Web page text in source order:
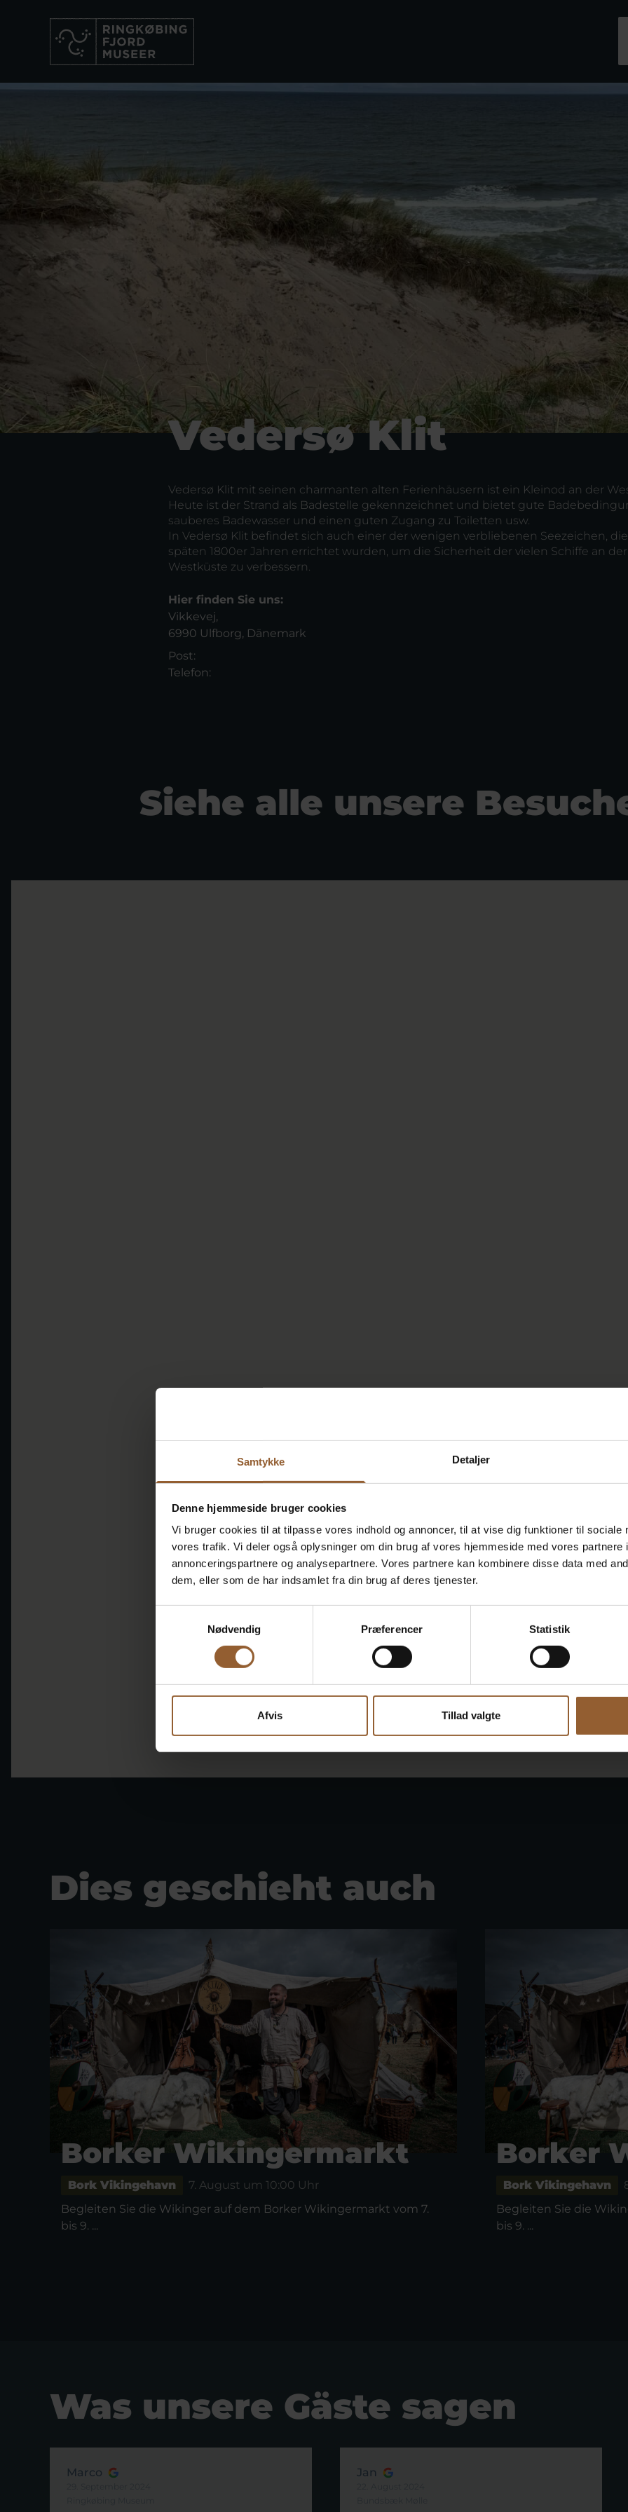
Samtykke Detaljer
Denne hjemmeside bruger cookies
Vi bruger cookies til at tilpasse vores indhold og annoncer, til at vise dig funktioner til sociale
vores trafik. Vi deler også oplysninger om din brug af vores hjemmeside med vores partnere
annonceringspartnere og analysepartnere. Vores partnere kan kombinere disse data med
dem, eller som de har indsamlet fra din brug af deres tjenester.
Nødvendig
Præferencer Statistik
Afvis Tillad valgte
Vedersø Klit
Vedersø Klit mit seinen charmanten alten Ferienhäusern ist ein Kleinod an der
Heute ist der Strand als Badestelle gekennzeichnet und bietet gute
sauberes Badewasser und einen guten Zugang zu Toiletten usw.
In Vedersø Klit befindet sich auch einer der wenigen verbliebenen Seezeichen,
späten 1800er Jahren errichtet wurden, um die Sicherheit der vielen Schiffe an der
Westküste zu verbessern.
Hier finden Sie uns:
Vikkevej,
6990 Ulfborg, Dänemark
Post:
Telefon:
Siehe alle unsere
Dies geschieht auch
Borker Wikingermarkt
Bork Vikingehavn
7. August um 10:00 Uhr
Begleiten Sie die Wikinger auf dem Borker Wikingermarkt vom 7.
bis 9. ...
Borker
Bork Vikingehavn
Begleiten Sie die
bis 9. ...
Was unsere Gäste sagen
Marco Jan